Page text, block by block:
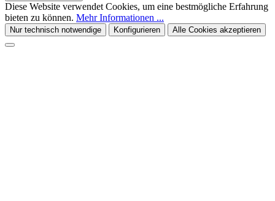
Diese Website verwendet Cookies, um eine bestmögliche Erfahrung
bieten zu können. Mehr Informationen ...
Nur technisch notwendige Konfigurieren Alle Cookies akzeptieren